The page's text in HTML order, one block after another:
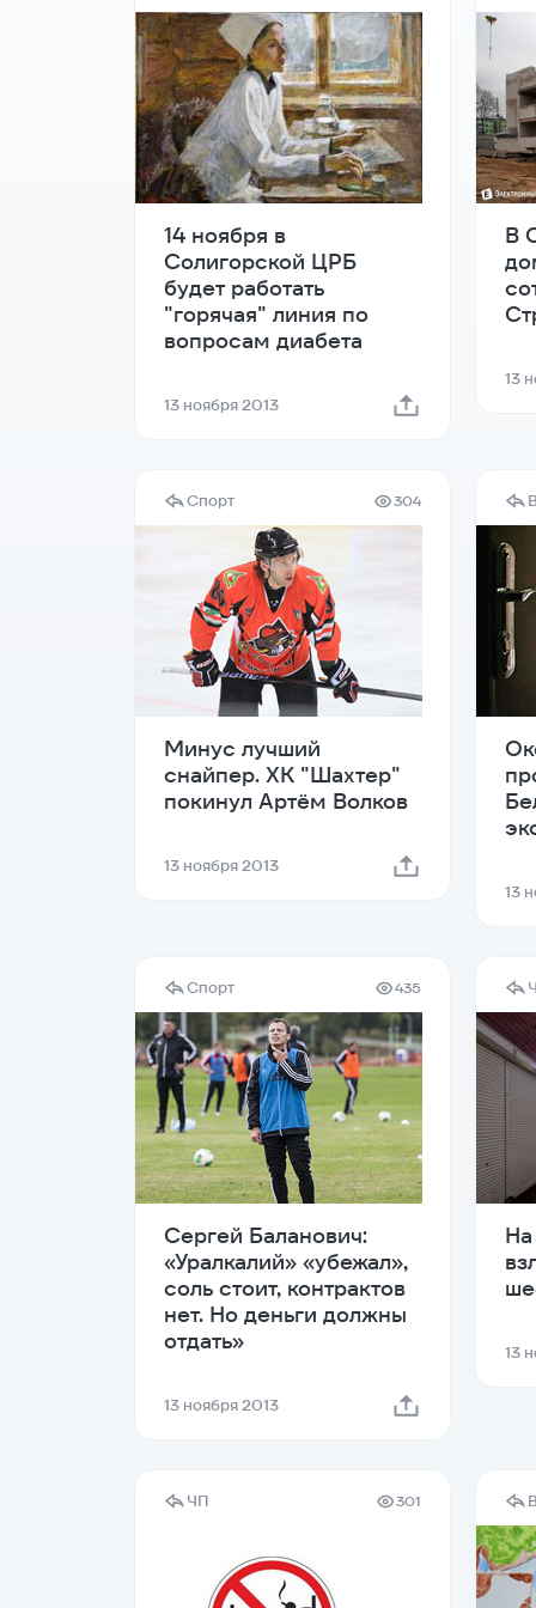
14 ноября в
Солигорской ЦРБ
будет работать
"горячая" линия по
вопросам диабета
13 ноября 2013
В
13
Спорт 304
Минус лучший
снайпер. ХК "Шахтер"
покинул Артём Волков
13 ноября 2013
13
Спорт 435
Сергей Баланович:
«Уралкалий» «убежал»,
соль стоит, контрактов
нет. Но деньги должны
отдать»
13 ноября 2013
13
ЧП 301